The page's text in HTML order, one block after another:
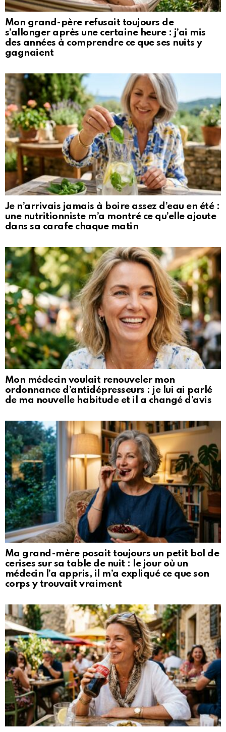
Mon grand-père refusait toujours de
s’allonger après une certaine heure : j’ai mis
des années à comprendre ce que ses nuits y
gagnaient
Je n’arrivais jamais à boire assez d’eau en été :
une nutritionniste m’a montré ce qu’elle ajoute
dans sa carafe chaque matin
Mon médecin voulait renouveler mon
ordonnance d’antidépresseurs : je lui ai parlé
de ma nouvelle habitude et il a changé d’avis
Ma grand-mère posait toujours un petit bol de
cerises sur sa table de nuit : le jour où un
médecin l’a appris, il m’a expliqué ce que son
corps y trouvait vraiment